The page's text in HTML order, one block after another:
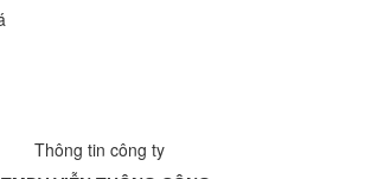
Thông tin công ty